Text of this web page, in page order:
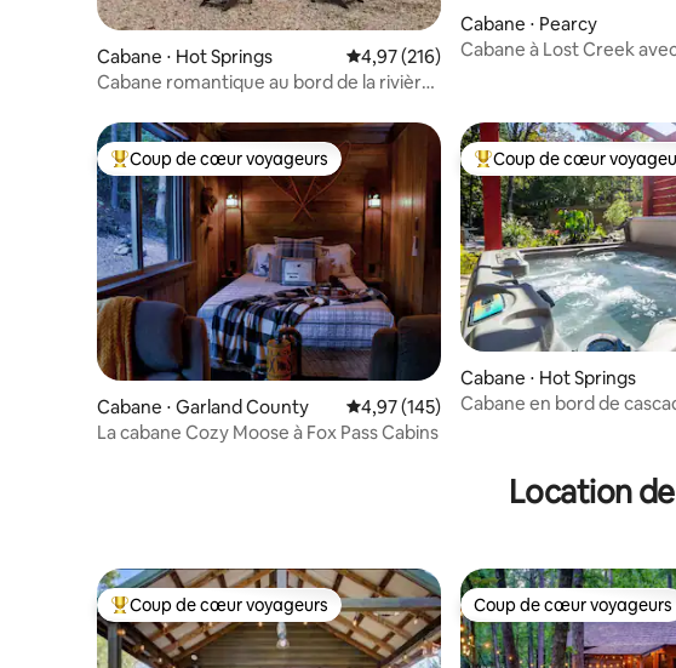
Cabane ⋅ Hot Springs Évaluation moyenne sur la base de 216
4,97 (216)
Cabane romantique au bord de la rivière |
Cabane ⋅ Pearcy
Cabane à Lost Creek
Coups de cœur voyageurs les plus appréciés
Coup de cœur voyageurs
Cabane ⋅ Garland County Évaluation moyenne sur la base de
4,97 (145)
La cabane Cozy Moose à Fox Pass Cabins
Coups de cœur
Coup de cœur
Cabane ⋅ Hot Springs
Cabane en bord de
Location
Coups de cœur voyageurs les plus appréciés
Coup de cœur voyageurs Coup de cœur voyageurs
Coup de cœur voyageurs